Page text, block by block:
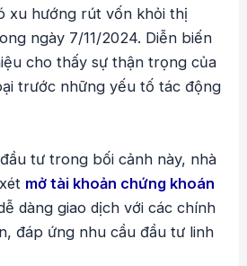
xu hướng rút vốn khỏi thị
ngày 7/11/2024. Diễn biến
cho thấy sự thận trọng của
trước những yếu tố tác động
tư trong bối cảnh này, nhà
mở tài khoản chứng khoán
dàng giao dịch với các chính
đáp ứng nhu cầu đầu tư linh